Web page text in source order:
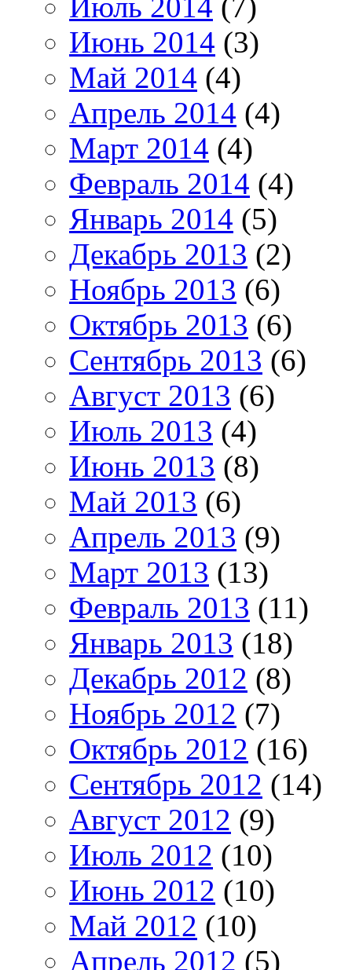
Июль 2014 (7)
Июнь 2014 (3)
Май 2014 (4)
Апрель 2014 (4)
Март 2014 (4)
Февраль 2014 (4)
Январь 2014 (5)
Декабрь 2013 (2)
Ноябрь 2013 (6)
Октябрь 2013 (6)
Сентябрь 2013 (6)
Август 2013 (6)
Июль 2013 (4)
Июнь 2013 (8)
Май 2013 (6)
Апрель 2013 (9)
Март 2013 (13)
Февраль 2013 (11)
Январь 2013 (18)
Декабрь 2012 (8)
Ноябрь 2012 (7)
Октябрь 2012 (16)
Сентябрь 2012 (14)
Август 2012 (9)
Июль 2012 (10)
Июнь 2012 (10)
Май 2012 (10)
Апрель 2012 (5)